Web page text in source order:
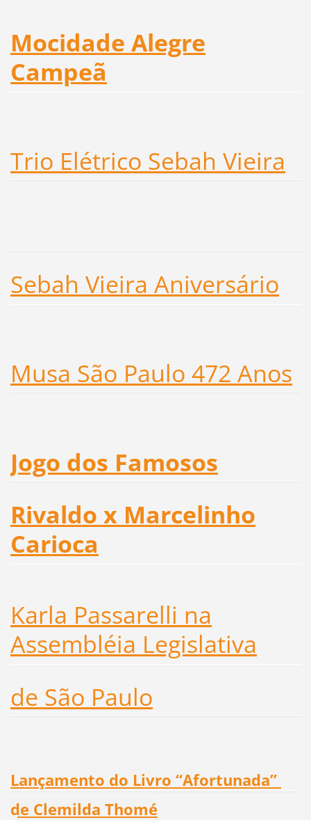
Mocidade Alegre
Campeã
Trio Elétrico Sebah Vieira
Sebah Vieira Aniversário
Musa São Paulo 472 Anos
Jogo dos Famosos
Rivaldo x Marcelinho
Carioca
Karla Passarelli na
Assembléia Legislativa
de São Paulo
Lançamento do Livro “Afortunada”
de Clemilda Thomé